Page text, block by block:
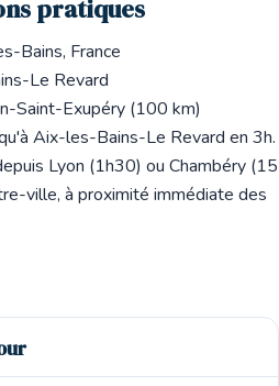
pratiques
Bains, France
Le Revard
Saint-Exupéry (100 km)
Aix-les-Bains-Le Revard en 3h.
Lyon (1h30) ou Chambéry (15
ville, à proximité immédiate des